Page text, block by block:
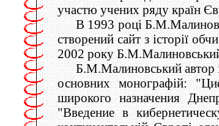
участю учених ряду країн
В 1993 році
створений сайт з історії
2002 року
Б.М.Малиновський автор і
основних монографій:
широкого назначения
"Введение в